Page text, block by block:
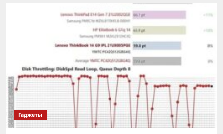
Гаджеты